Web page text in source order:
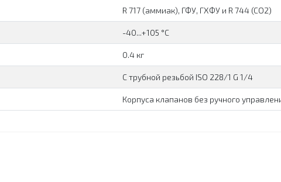
R 717 (аммиак), ГФУ, ГХФУ и R 744 (CO2)
-40...+105 °C
0.4 кг
С трубной резьбой ISO 228/1 G 1/4
Корпуса клапанов без ручного